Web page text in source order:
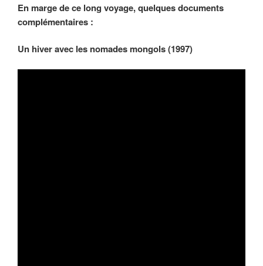
En marge de ce long voyage, quelques documents
complémentaires :
Un hiver avec les nomades mongols (1997)